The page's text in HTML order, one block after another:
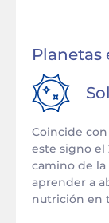
Planetas
Coincide
este signo el
camino de la
aprender a
nutrición en